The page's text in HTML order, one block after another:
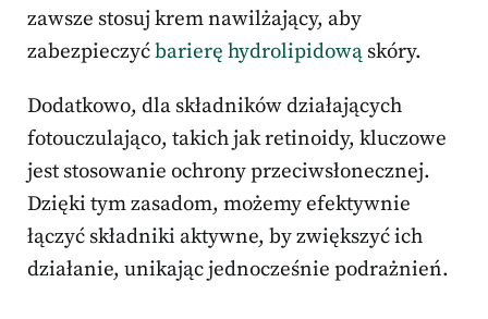
zawsze stosuj krem nawilżający, aby
zabezpieczyćbarierę hydrolipidową skóry.
Dodatkowo, dla składników działających
fotouczulająco, takich jak retinoidy, kluczowe
jest stosowanie ochrony przeciwsłonecznej.
Dzięki tym zasadom, możemy efektywnie
łączyć składniki aktywne, by zwiększyć ich
działanie, unikając jednocześnie podrażnień.